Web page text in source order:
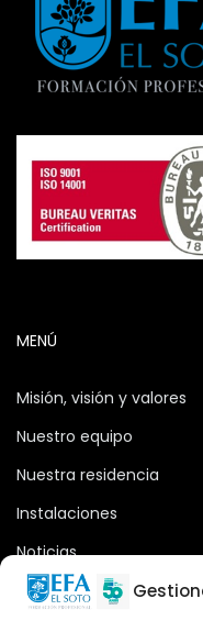
MENÚ
Misión, visión y valores
Nuestro equipo
Nuestra residencia
Instalaciones
Noticias
Oferta formativa